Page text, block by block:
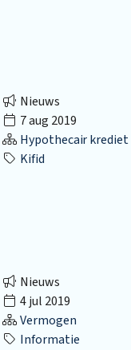
Nieuws
7 aug 2019
Hypothecair krediet
Kifid
Nieuws
4 jul 2019
Vermogen
Informatie